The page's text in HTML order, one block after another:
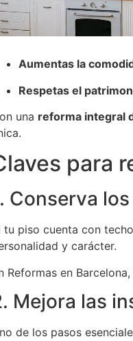
Aumentas la
Respetas el
una reforma integral
para
Conserva
tu piso cuenta con
y carácter.
Reformas en
Mejora las
de los pasos